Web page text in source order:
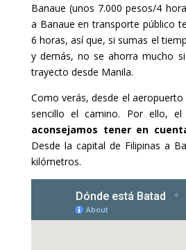
Banaue (unos 7.000 pesos/4
a Banaue en transporte público
6 horas, así que, si sumas el
y demás, no se ahorra mucho
trayecto desde Manila.
Como verás, desde el
sencillo el camino. Por ello, el
aconsejamos tener en
Desde la capital de Filipinas a
kilómetros.